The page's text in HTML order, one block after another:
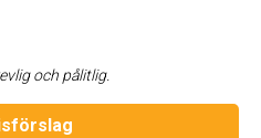
och pålitlig.